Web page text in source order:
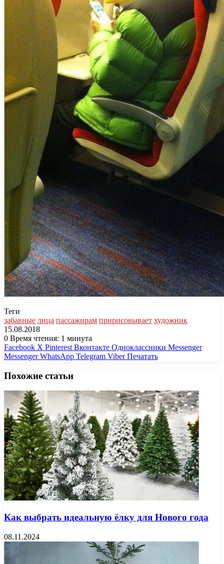
Теги
забавные лица пассажирам пририсовывает художник
15.08.2018
0 Время чтения: 1 минута
Facebook X Pinterest Вконтакте Одноклассники Messenger
Messenger WhatsApp Telegram Viber Печатать
Похожие статьи
Как выбрать идеальную ёлку для Нового года
08.11.2024